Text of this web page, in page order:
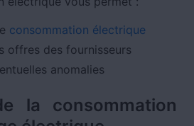
consommation électrique
offres des fournisseurs
anomalies
la consommation